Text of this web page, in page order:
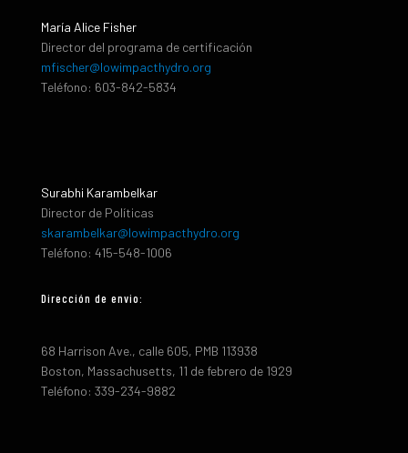
María Alice Fisher
Director del programa de certificación
mfischer@lowimpacthydro.org
Teléfono: 603-842-5834
Surabhi Karambelkar
Director de Políticas
skarambelkar@lowimpacthydro.org
Teléfono: 415-548-1006
Dirección de envio:
68 Harrison Ave., calle 605, PMB 113938
Boston, Massachusetts, 11 de febrero de 1929
Teléfono: 339-234-9882